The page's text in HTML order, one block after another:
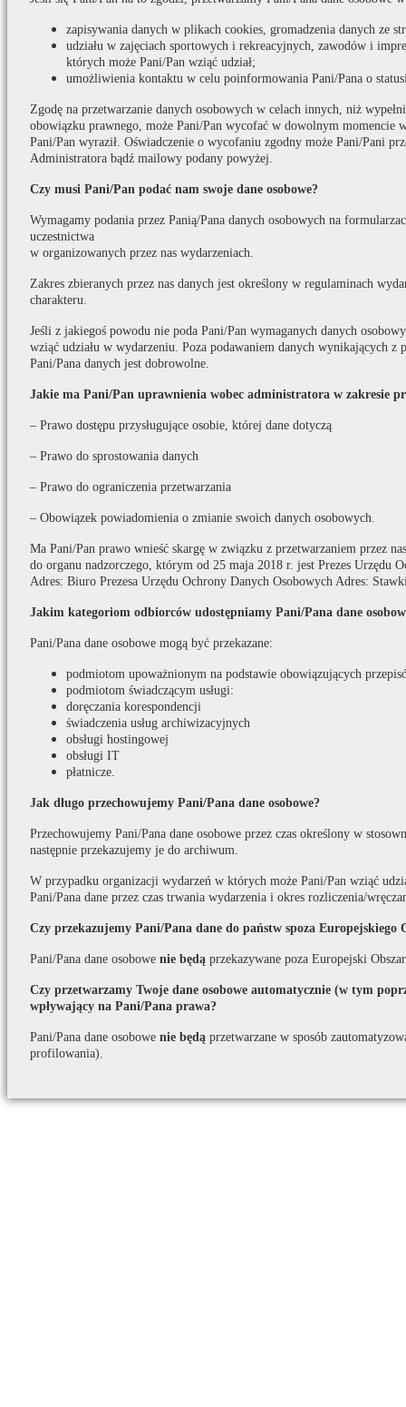
zapisywania danych w plikach cookies, gromadzenia danych ze
udziału w zajęciach sportowych i rekreacyjnych, zawodów i
których może Pani/Pan wziąć udział;
umożliwienia kontaktu w celu poinformowania Pani/Pana o
Zgodę na przetwarzanie danych osobowych w celach innych, niż
obowiązku prawnego, może Pani/Pan wycofać w dowolnym momencie
Pani/Pan wyraził. Oświadczenie o wycofaniu zgodny może Pani/Pani
Administratora bądź mailowy podany powyżej.
Czy musi Pani/Pan podać nam swoje dane osobowe?
Wymagamy podania przez Panią/Pana danych osobowych na
uczestnictwa
w organizowanych przez nas wydarzeniach.
Zakres zbieranych przez nas danych jest określony w regulaminach
charakteru.
Jeśli z jakiegoś powodu nie poda Pani/Pan wymaganych danych
wziąć udziału w wydarzeniu. Poza podawaniem danych wynikających z
Pani/Pana danych jest dobrowolne.
Jakie ma Pani/Pan uprawnienia wobec administratora w zakresie
– Prawo dostępu przysługujące osobie, której dane dotyczą
– Prawo do sprostowania danych
– Prawo do ograniczenia przetwarzania
– Obowiązek powiadomienia o zmianie swoich danych osobowych.
Ma Pani/Pan prawo wnieść skargę w związku z przetwarzaniem przez
do organu nadzorczego, którym od 25 maja 2018 r. jest Prezes Urzędu
Adres: Biuro Prezesa Urzędu Ochrony Danych Osobowych Adres:
Jakim kategoriom odbiorców udostępniamy Pani/Pana dane
Pani/Pana dane osobowe mogą być przekazane:
podmiotom upoważnionym na podstawie obowiązujących
podmiotom świadczącym usługi:
doręczania korespondencji
świadczenia usług archiwizacyjnych
obsługi hostingowej
obsługi IT
płatnicze.
Jak długo przechowujemy Pani/Pana dane osobowe?
Przechowujemy Pani/Pana dane osobowe przez czas określony w
następnie przekazujemy je do archiwum.
W przypadku organizacji wydarzeń w których może Pani/Pan wziąć
Pani/Pana dane przez czas trwania wydarzenia i okres rozliczenia/
Czy przekazujemy Pani/Pana dane do państw spoza Europejskiego
Pani/Pana dane osobowe nie będą przekazywane poza Europejski
Czy przetwarzamy Twoje dane osobowe automatycznie (w tym
wpływający na Pani/Pana prawa?
Pani/Pana dane osobowe nie będą przetwarzane w sposób
profilowania).